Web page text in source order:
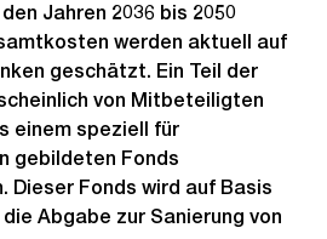
Jahren 2036 bis 2050
werden aktuell auf
geschätzt. Ein Teil der
von Mitbeteiligten
einem speziell für
gebildeten Fonds
Dieser Fonds wird auf Basis
Abgabe zur Sanierung von